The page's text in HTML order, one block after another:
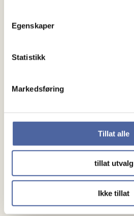
Egenskaper
Statistikk
Markedsføring
Tillat alle
tillat utvalg
Ikke tillat
Mennesker
Lokalforeninger
Gaver
Gi en gave